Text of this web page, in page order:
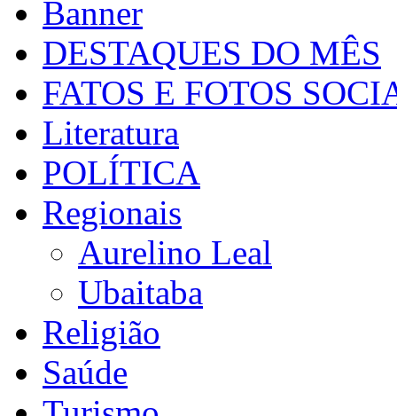
Banner
DESTAQUES DO MÊS
FATOS E FOTOS
Literatura
POLÍTICA
Regionais
Aurelino Leal
Ubaitaba
Religião
Saúde